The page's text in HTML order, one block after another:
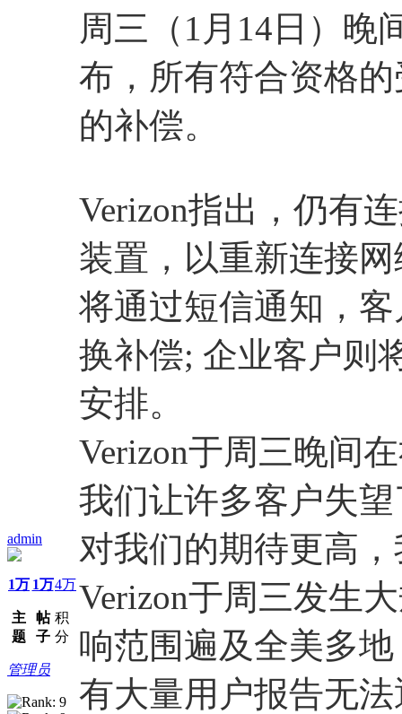
admin
1万
主
题
1万
帖
子
4万
积
分
管理员
周三（1月14日）晚
布，所有符合资格
的补偿。
Verizon指出，仍有
装置，以重新连接
将通过短信通知，
换补偿; 企业客户则
安排。
Verizon于周三晚间
我们让许多客户失
对我们的期待更高
Verizon于周三发生
响范围遍及全美多
有大量用户报告无